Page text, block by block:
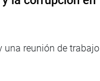
una reunión de trabajo